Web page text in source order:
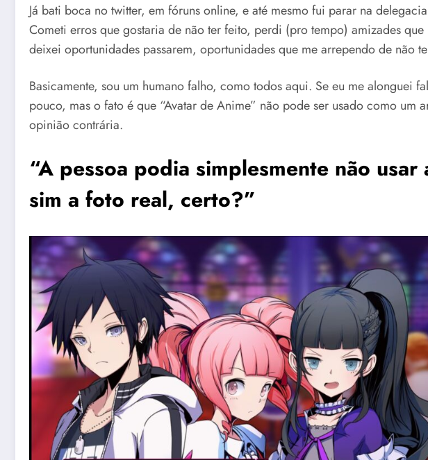
Já bati boca no twitter, em fóruns online, e até mesmo fui parar na
Cometi erros que gostaria de não ter feito, perdi (pro tempo) amizades
deixei oportunidades passarem, oportunidades que me arrependo de não
Basicamente, sou um humano falho, como todos aqui. Se eu me alonguei
pouco, mas o fato é que “Avatar de Anime” não pode ser usado como um
opinião contrária.
“A pessoa podia simplesmente não usar
sim a foto real, certo?”